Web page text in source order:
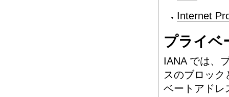
Internet
プライベ
IANA では、
スのブロッ
ベートアドレ